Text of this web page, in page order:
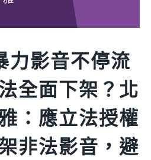
力影音不停流
全面下架？北
：應立法授權
非法影音，避